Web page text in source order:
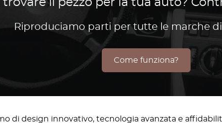
trovare il pezzo per la tua auto?
Riproduciamo parti per tutte le marche
Come funziona?
di design innovativo, tecnologia avanzata e